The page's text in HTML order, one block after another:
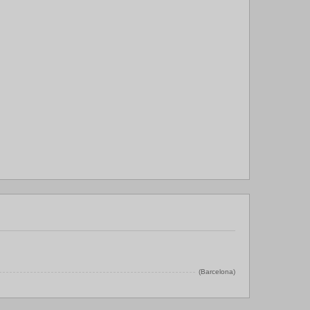
(Barcelona)